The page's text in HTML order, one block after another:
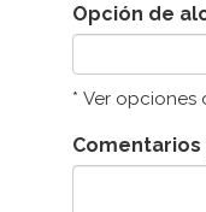
Opción de
* Ver opciones